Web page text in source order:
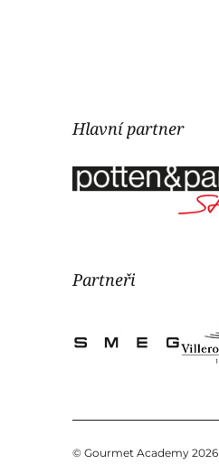
Hlavní partner
Partneři
© Gourmet Academy 2026